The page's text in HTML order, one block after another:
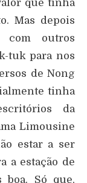
que tinha
Mas depois
com outros
tuk para nos
de Nong
tinha
da
Limousine
estar a ser
a estação de
boa. Só que,